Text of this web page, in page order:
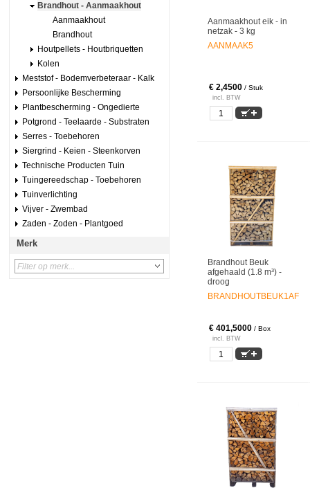
Brandhout - Aanmaakhout
Aanmaakhout
Brandhout
Houtpellets - Houtbriquetten
Kolen
Meststof - Bodemverbeteraar - Kalk
Persoonlijke Bescherming
Plantbescherming - Ongedierte
Potgrond - Teelaarde - Substraten
Serres - Toebehoren
Siergrind - Keien - Steenkorven
Technische Producten Tuin
Tuingereedschap - Toebehoren
Tuinverlichting
Vijver - Zwembad
Zaden - Zoden - Plantgoed
Merk
Aanmaakhout eik - in
netzak - 3 kg
AANMAAK5
€ 2,4500 / Stuk
incl. BTW
Brandhout Beuk
afgehaald (1.8 m³) -
droog
BRANDHOUTBEUK1AF
€ 401,5000 / Box
incl. BTW